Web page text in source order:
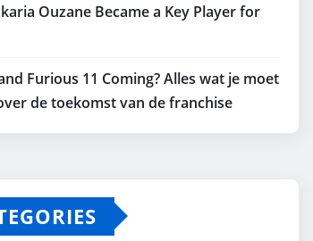
Ouzane Became a Key Player for
Furious 11 Coming? Alles wat je moet
de toekomst van de franchise